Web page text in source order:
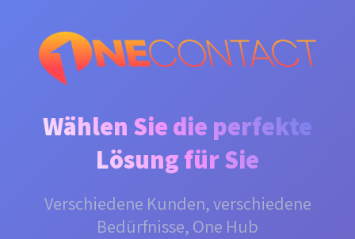
Wählen Sie die perfekte
Lösung für Sie
Verschiedene Kunden, verschiedene
Bedürfnisse, One Hub